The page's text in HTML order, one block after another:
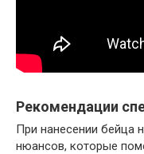
Рекомендации
При нанесении бейца
нюансов, которые